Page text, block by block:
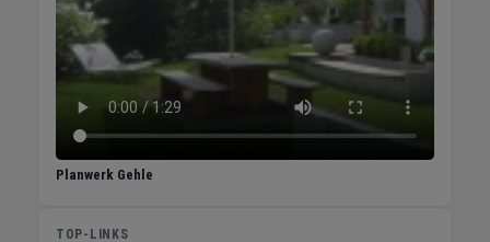
Planwerk Gehle
TOP-LINKS